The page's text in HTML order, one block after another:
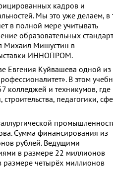
кадров и
Мы это уже делаем, в
в полной мере учитывать
образовательных
Михаил Мишустин в
ИННОПРОМ.
Евгения Куйвашева одной из
В этом
колледжей и техникумов, где
педагогики,
Сумма финансирования из
рублей. Ведущими
в размере 22 миллионов
размере четырёх миллионов